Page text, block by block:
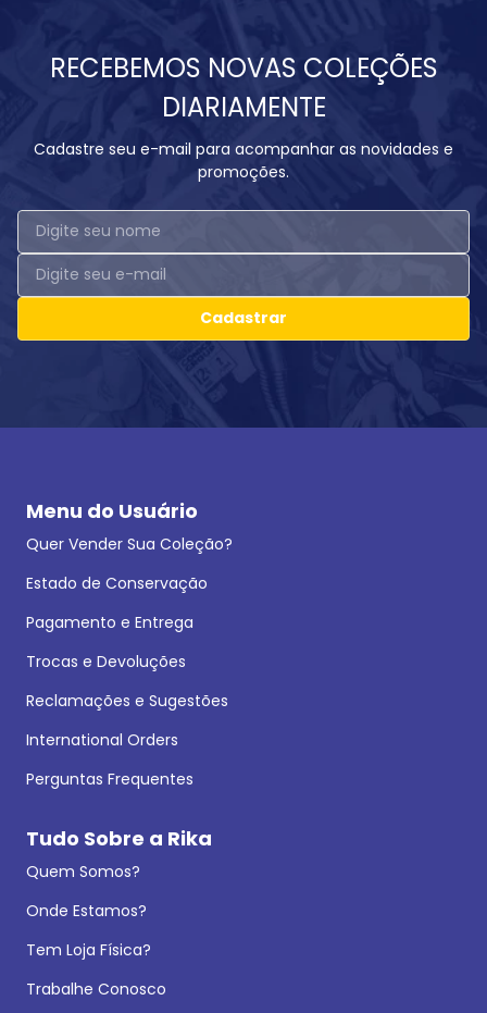
RECEBEMOS NOVAS COLEÇÕES
DIARIAMENTE
Cadastre seu e-mail para acompanhar as novidades e
promoções.
Cadastrar
Menu do Usuário
Quer Vender Sua Coleção?
Estado de Conservação
Pagamento e Entrega
Trocas e Devoluções
Reclamações e Sugestões
International Orders
Perguntas Frequentes
Tudo Sobre a Rika
Quem Somos?
Onde Estamos?
Tem Loja Física?
Trabalhe Conosco